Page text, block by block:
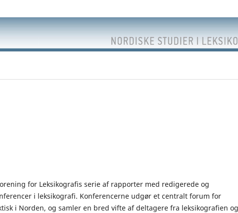
for Leksikografis serie af rapporter med redigerede og
i leksikografi. Konferencerne udgør et centralt forum for
i Norden, og samler en bred vifte af deltagere fra leksikografien og